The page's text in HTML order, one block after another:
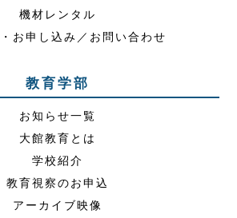
機材レンタル
お申し込み／お問い合わせ
教育学部
お知らせ一覧
大館教育とは
学校紹介
教育視察のお申込
アーカイブ映像